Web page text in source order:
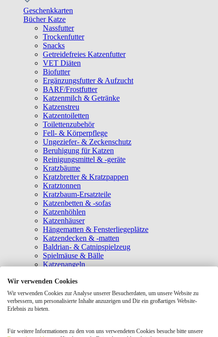
Geschenkkarten
Bücher Katze
Nassfutter
Trockenfutter
Snacks
Getreidefreies Katzenfutter
VET Diäten
Biofutter
Ergänzungsfutter & Aufzucht
BARF/Frostfutter
Katzenmilch & Getränke
Katzenstreu
Katzentoiletten
Toilettenzubehör
Fell- & Körperpflege
Ungeziefer- & Zeckenschutz
Beruhigung für Katzen
Reinigungsmittel & -geräte
Kratzbäume
Kratzbretter & Kratzpappen
Kratztonnen
Kratzbaum-Ersatzteile
Katzenbetten & -sofas
Katzenhöhlen
Katzenhäuser
Hängematten & Fensterliegeplätze
Katzendecken & -matten
Baldrian- & Catnipspielzeug
Spielmäuse & Bälle
Katzenangeln
Laserpointer & Elektrospielzeug
Katzentunnel
Clicker & Target Sticks für Katzen
Weiteres Katzenspielzeug
Tragetaschen
Wir verwenden Cookies
Wir verwenden Cookies zur Analyse unserer Besucherdaten, um unsere Website zu
verbessern, um personalisierte Inhalte anzuzeigen und Dir ein großartiges Website-
Erlebnis zu bieten.
Für weitere Informationen zu den von uns verwendeten Cookies besuche bitte unsere